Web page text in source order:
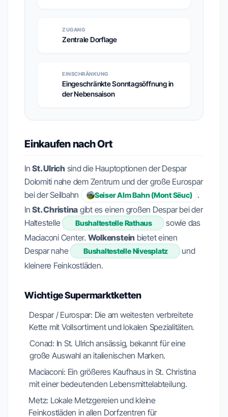
ZUGANG
Zentrale Dorflage
EINSCHRÄNKUNG
Eingeschränkte Sonntagsöffnung in
der Nebensaison
Einkaufen nach Ort
InSt. Ulrich sind die Hauptoptionen der Despar
Dolomiti nahe dem Zentrum und der große Eurospar
bei der Seilbahn
Seiser Alm Bahn (Mont Sëuc)
.
InSt. Christina gibt es einen großen Despar bei der
Haltestelle
Bushaltestelle Rathaus
sowie das
Maciaconi Center. Wolkenstein bietet einen
Despar nahe
Bushaltestelle Nivesplatz
und
kleinere Feinkostläden.
Wichtige Supermarktketten
Despar / Eurospar: Die am weitesten verbreitete
Kette mit Vollsortiment und lokalen Spezialitäten.
Conad: In St. Ulrich ansässig, bekannt für eine
große Auswahl an italienischen Marken.
Maciaconi: Ein größeres Kaufhaus in St. Christina
mit einer bedeutenden Lebensmittelabteilung.
Metz: Lokale Metzgereien und kleine
Feinkostläden in allen Dorfzentren für